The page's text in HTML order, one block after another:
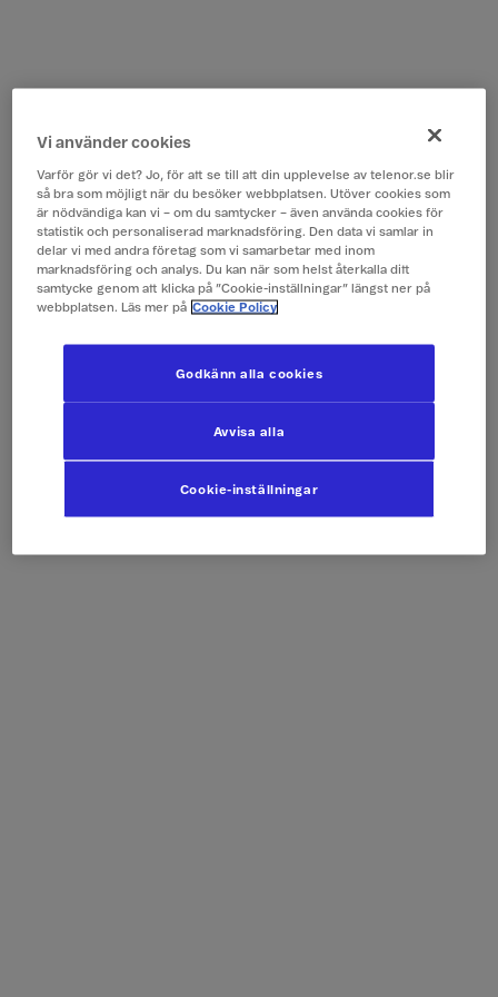
Vi använder cookies
Varför gör vi det? Jo, för att se till att din upplevelse av telenor.se blir
så bra som möjligt när du besöker webbplatsen. Utöver cookies som
är nödvändiga kan vi – om du samtycker – även använda cookies för
statistik och personaliserad marknadsföring. Den data vi samlar in
delar vi med andra företag som vi samarbetar med inom
marknadsföring och analys. Du kan när som helst återkalla ditt
samtycke genom att klicka på ”Cookie-inställningar” längst ner på
webbplatsen. Läs mer på Cookie Policy
Cookie-inställningar
Avvisa alla
Godkänn alla cookies